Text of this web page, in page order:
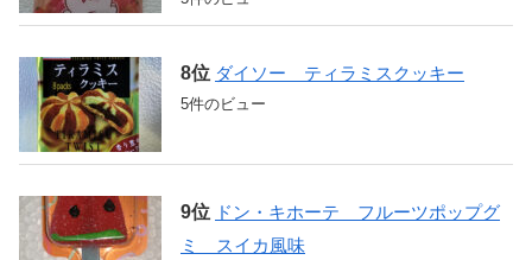
ダイソー ティラミスクッキー
5件のビュー
ドン・キホーテ フルーツポップグ
ミ スイカ風味